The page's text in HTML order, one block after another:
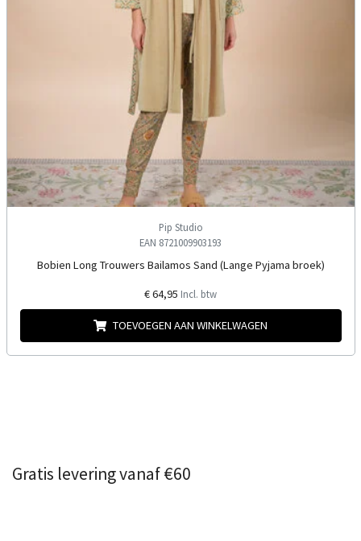
Pip Studio
EAN 8721009903193
Bobien Long Trouwers Bailamos Sand (Lange Pyjama broek)
€ 64,95 Incl. btw
TOEVOEGEN AAN WINKELWAGEN
Gratis levering vanaf €60